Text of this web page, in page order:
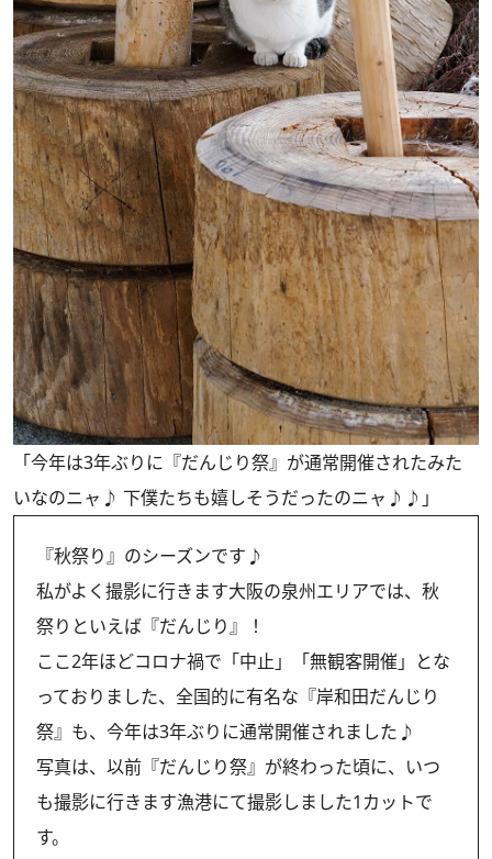
「今年は3年ぶりに『だんじり祭』が通常開催されたみた
いなのニャ♪ 下僕たちも嬉しそうだったのニャ♪♪」
『秋祭り』のシーズンです♪
私がよく撮影に行きます大阪の泉州エリアでは、秋
祭りといえば『だんじり』！
ここ2年ほどコロナ禍で「中止」「無観客開催」とな
っておりました、全国的に有名な『岸和田だんじり
祭』も、今年は3年ぶりに通常開催されました♪
写真は、以前『だんじり祭』が終わった頃に、いつ
も撮影に行きます漁港にて撮影しました1カットで
す。